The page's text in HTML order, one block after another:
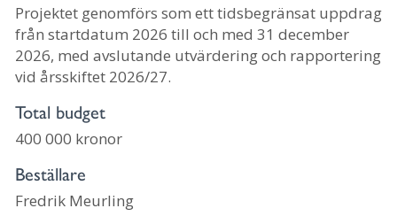
Projektet genomförs som ett tidsbegränsat uppdrag
från startdatum 2026 till och med 31 december
2026, med avslutande utvärdering och rapportering
vid årsskiftet 2026/27.
Total budget
400 000 kronor
Beställare
Fredrik Meurling